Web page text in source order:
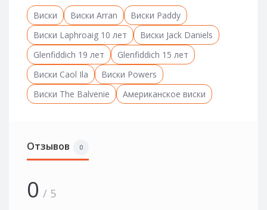
Виски Виски Arran
Виски Paddy
Виски Laphroaig 10 лет
Виски Jack Daniels
Glenfiddich 19 лет
Glenfiddich 15 лет
Виски Caol Ila
Виски Powers
Виски The Balvenie
Американское виски
Отзывов 0
0 / 5